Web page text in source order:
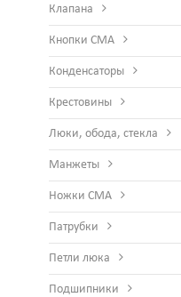
Клапана
Кнопки СМА
Конденсаторы
Крестовины
Люки, обода, стекла
Манжеты
Ножки СМА
Патрубки
Петли люка
Подшипники